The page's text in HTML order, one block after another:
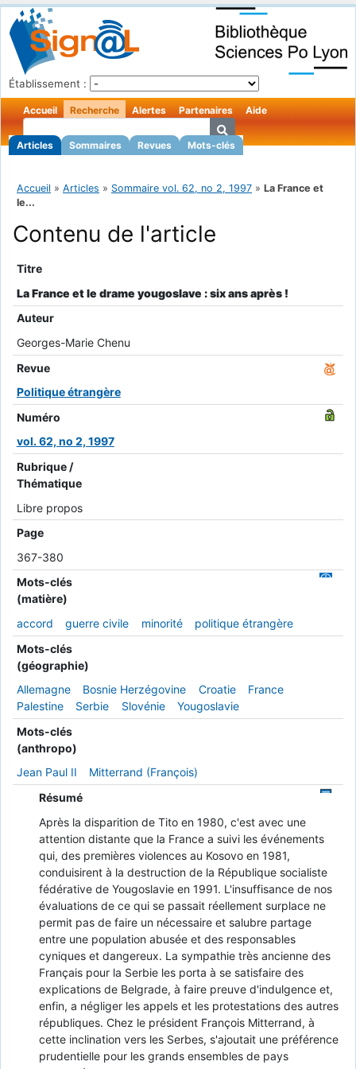
Établissement :
Accueil Recherche
Articles Sommaires Revues Mots-clés
Alertes Partenaires Aide
Accueil » Articles » Sommaire vol. 62, no 2, 1997 » La France et
le...
Contenu de l'article
Titre
La France et le drame yougoslave : six ans après !
Auteur
Georges-Marie Chenu
Revue
Politique étrangère
Numéro
vol. 62, no 2, 1997
Rubrique /
Thématique
Libre propos
Page
367-380
Mots-clés
(matière)
accord
guerre civile minorité
politique étrangère
Mots-clés
(géographie)
Allemagne
Bosnie Herzégovine Croatie
France
Palestine
Serbie Slovénie
Yougoslavie
Mots-clés
(anthropo)
Jean Paul II
Mitterrand (François)
Résumé
Après la disparition de Tito en 1980, c'est avec une
attention distante que la France a suivi les événements
qui, des premières violences au Kosovo en 1981,
conduisirent à la destruction de la République socialiste
fédérative de Yougoslavie en 1991. L'insuffisance de nos
évaluations de ce qui se passait réellement surplace ne
permit pas de faire un nécessaire et salubre partage
entre une population abusée et des responsables
cyniques et dangereux. La sympathie très ancienne des
Français pour la Serbie les porta à se satisfaire des
explications de Belgrade, à faire preuve d'indulgence et,
enfin, a négliger les appels et les protestations des autres
républiques. Chez le président François Mitterrand, à
cette inclination vers les Serbes, s'ajoutait une préférence
prudentielle pour les grands ensembles de pays